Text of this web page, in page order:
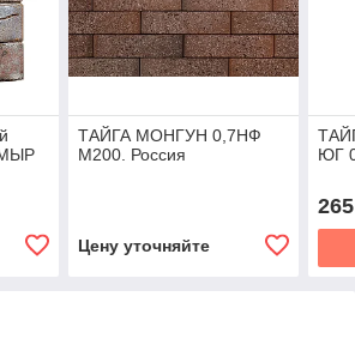
ТАЙГА МОНГУН 0,7НФ
М200. Россия
Цену уточняйте
ЮГ
265